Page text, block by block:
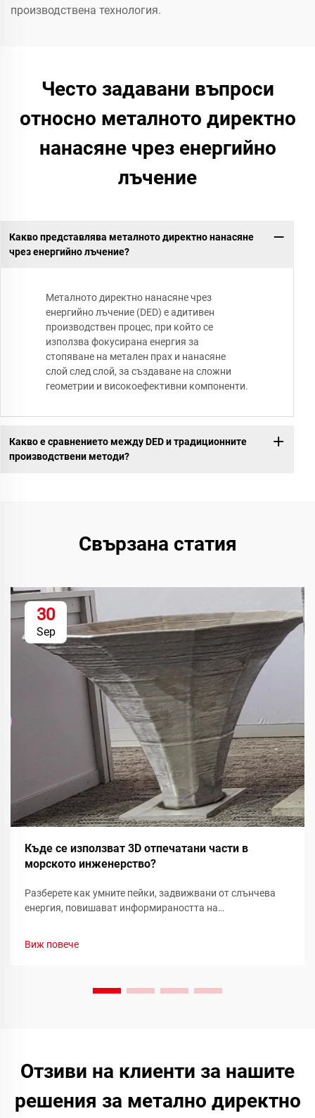
производствена технология.
Често задавани въпроси
относно металното директно
нанасяне чрез енергийно
лъчение
Какво представлява металното директно нанасяне
чрез енергийно лъчение?
Металното директно нанасяне чрез
енергийно лъчение (DED) е адитивен
производствен процес, при който се
използва фокусирана енергия за
стопяване на метален прах и нанасяне
слой след слой, за създаване на сложни
геометрии и високоефективни компоненти.
Какво е сравнението между DED и традиционните
производствени методи?
Свързана статия
30
Sep
Къде се използват 3D отпечатани части в
морското инженерство?
Разберете как умните пейки, задвижвани от слънчева
енергия, повишават информираността на
Виж повече
Отзиви на клиенти за нашите
решения за метално директно